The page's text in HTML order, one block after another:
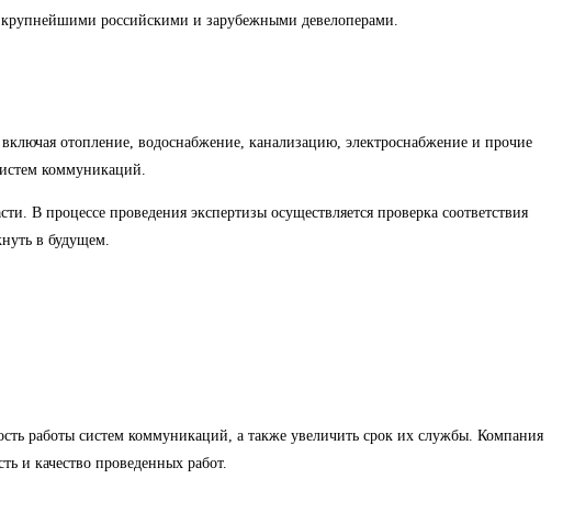
российскими и зарубежными девелоперами.
отопление, водоснабжение, канализацию, электроснабжение и прочие
коммуникаций.
процессе проведения экспертизы осуществляется проверка соответствия
в будущем.
работы систем коммуникаций, а также увеличить срок их службы. Компания
и качество проведенных работ.